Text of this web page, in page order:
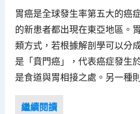
胃癌是全球發生率第五大的癌
的新患者都出現在東亞地區。
類方式，若根據解剖學可以分
是「賁門癌」，代表癌症發生
是食道與胃相接之處。另一種